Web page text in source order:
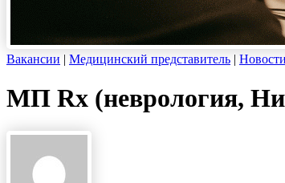
Вакансии | Медицинский представитель | Новости
МП Rx (неврология,